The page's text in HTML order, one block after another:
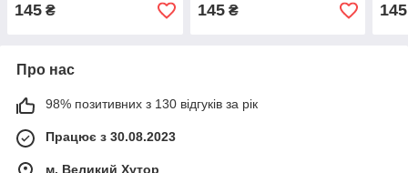
145 ₴ 145₴ 145
Про нас
98% позитивних з 130 відгуків за рік
Працює з 30.08.2023
м. Великий Хутор